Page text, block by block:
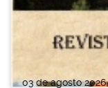
03 de agosto 2026